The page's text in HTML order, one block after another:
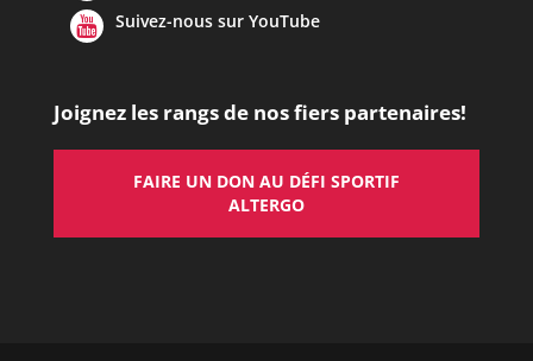
Suivez-nous sur YouTube
Joignez les rangs de nos fiers partenaires!
FAIRE UN DON AU DÉFI SPORTIF
ALTERGO